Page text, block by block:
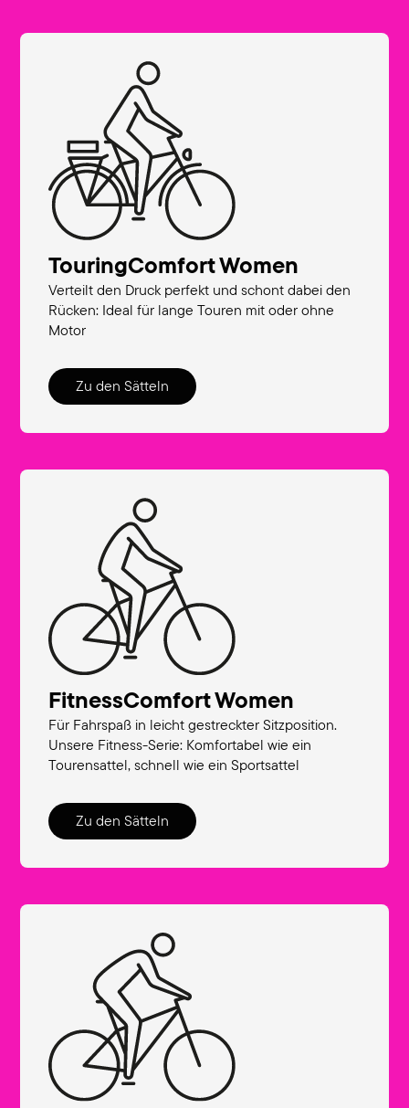
TouringComfort Women
Verteilt den Druck perfekt und schont dabei den
Rücken: Ideal für lange Touren mit oder ohne
Motor
Zu den Sätteln
FitnessComfort Women
Für Fahrspaß in leicht gestreckter Sitzposition.
Unsere Fitness-Serie: Komfortabel wie ein
Tourensattel, schnell wie ein Sportsattel
Zu den Sätteln